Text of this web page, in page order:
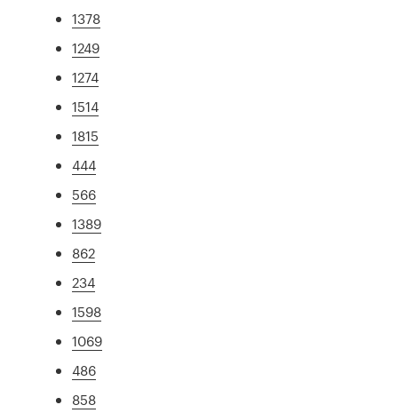
1378
1249
1274
1514
1815
444
566
1389
862
234
1598
1069
486
858